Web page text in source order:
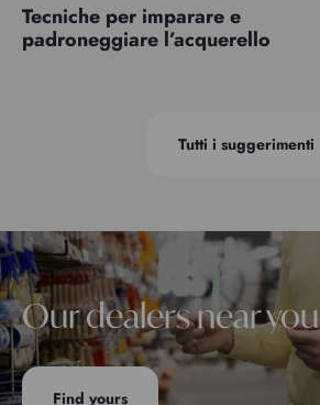
Tecniche per imparare e
padroneggiare l’acquerello
Tutti i suggerimenti
Our dealers near you
Find yours